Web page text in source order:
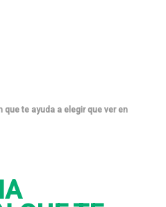
que te ayuda a elegir que ver en